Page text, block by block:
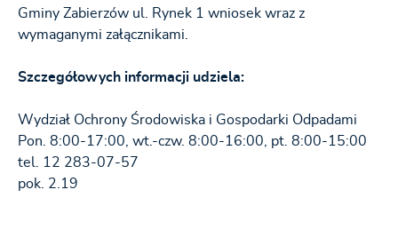
Gminy Zabierzów ul. Rynek 1 wniosek wraz z
wymaganymi załącznikami.
Szczegółowych informacji udziela:
Wydział Ochrony Środowiska i Gospodarki Odpadami
Pon. 8:00-17:00, wt.-czw. 8:00-16:00, pt. 8:00-15:00
tel. 12 283-07-57
pok. 2.19